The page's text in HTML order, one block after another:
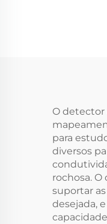
O detector
para
diversos
rochosa.
suportar
desejada,